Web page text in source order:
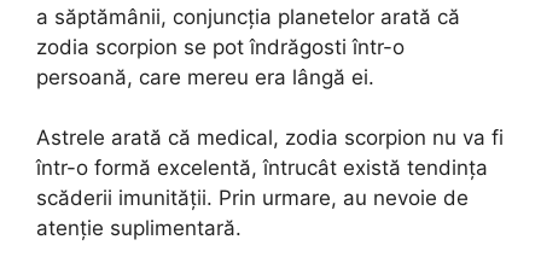
a săptămânii, conjuncția planetelor arată că
zodia scorpion se pot îndrăgosti într-o
persoană, care mereu era lângă ei.
Astrele arată că medical, zodia scorpion nu va fi
într-o formă excelentă, întrucât există tendința
scăderii imunității. Prin urmare, au nevoie de
atenție suplimentară.